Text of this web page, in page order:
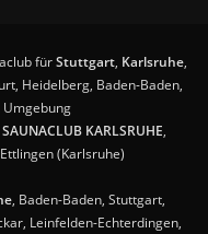
fürStuttgart, Karlsruhe,
Heidelberg, Baden-Baden,
SAUNACLUB KARLSRUHE,
(Karlsruhe)
, Baden-Baden, Stuttgart,
Leinfelden-Echterdingen,